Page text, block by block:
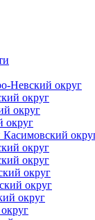
Невский округ
округ
округ
округ
округ
округ
округ
округ
округ